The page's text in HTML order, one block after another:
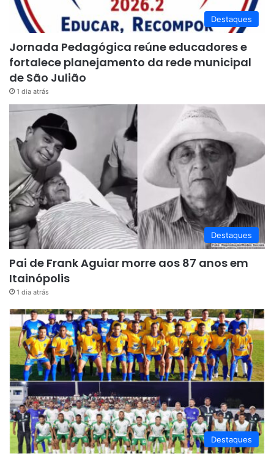
Destaques
Jornada Pedagógica reúne educadores e
fortalece planejamento da rede municipal
de São Julião
1 dia atrás
Destaques
Pai de Frank Aguiar morre aos 87 anos em
Itainópolis
1 dia atrás
Destaques